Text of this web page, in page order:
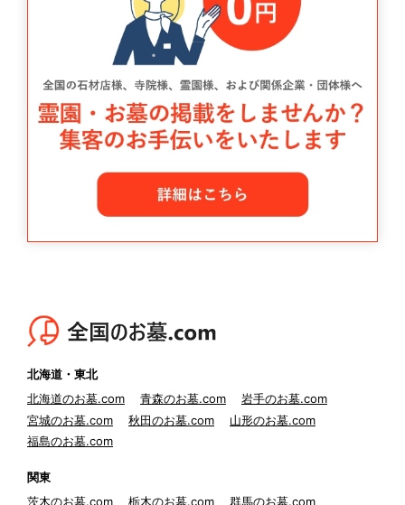
北海道・東北
北海道のお墓.com
青森のお墓.com
岩手のお墓.com
宮城のお墓.com
秋田のお墓.com
山形のお墓.com
福島のお墓.com
関東
茨木のお墓.com
栃木のお墓.com
群馬のお墓.com